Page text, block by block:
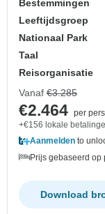
Bestemmingen
Leeftijdsgroep
Nationaal Park
Taal
Reisorganisatie
Vanaf €3.285
€2.464 per
+€156 lokale
Aanmelden to
Prijs gebaseerd
Download